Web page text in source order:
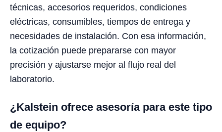
técnicas, accesorios requeridos, condiciones
eléctricas, consumibles, tiempos de entrega y
necesidades de instalación. Con esa información,
la cotización puede prepararse con mayor
precisión y ajustarse mejor al flujo real del
laboratorio.
¿Kalstein ofrece asesoría para este tipo
de equipo?